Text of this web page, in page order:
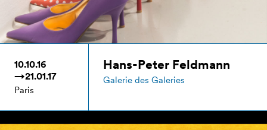
10.10.16
→21.01.17
Paris
Hans-Peter Feldmann
Galerie des Galeries